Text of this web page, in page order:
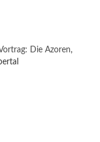
Die Azoren,